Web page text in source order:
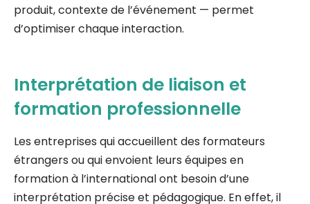
produit, contexte de l’événement — permet
d’optimiser chaque interaction.
Interprétation de liaison et
formation professionnelle
Les entreprises qui accueillent des formateurs
étrangers ou qui envoient leurs équipes en
formation à l’international ont besoin d’une
interprétation précise et pédagogique. En effet, il